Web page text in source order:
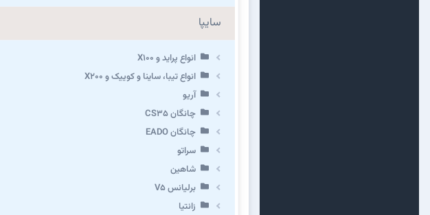
سایپا
انواع پراید و X100
انواع تیبا، ساینا و کوییک و X200
آریو
چانگان CS35
چانگان EADO
سراتو
شاهین
برلیانس V5
زانتیا